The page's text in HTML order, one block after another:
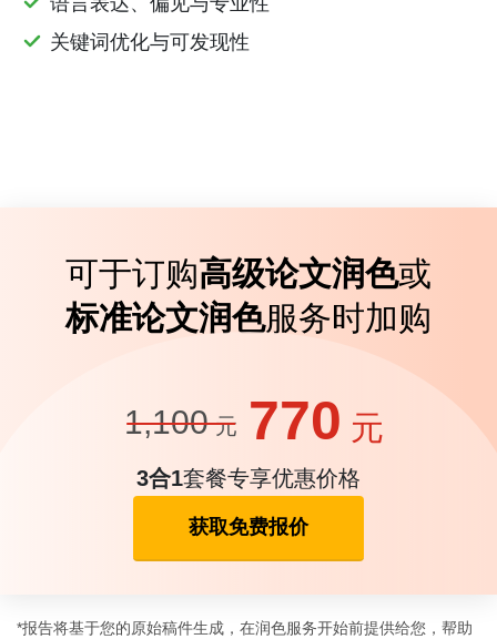
关键词优化与可发现性
可于订购高级论文润色或
标准论文润色服务时加购
1,100元 770 元
3合1套餐专享优惠价格
获取免费报价
*报告将基于您的原始稿件生成，在润色服务开始前提供给您，帮助